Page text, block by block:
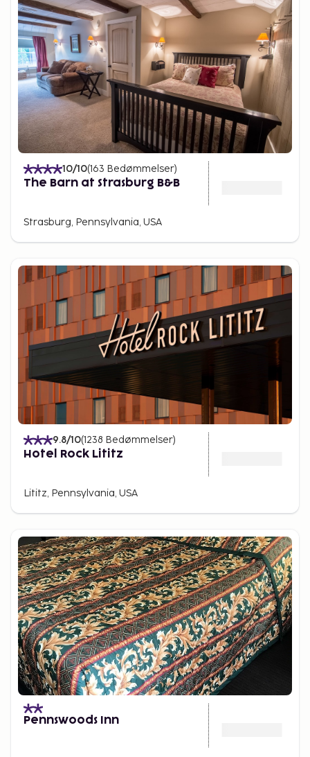
10/10(163 Bedømmelser)
The Barn at Strasburg B&B
Strasburg, Pennsylvania, USA
9.8/10(1238 Bedømmelser)
Hotel Rock Lititz
Lititz, Pennsylvania, USA
Pennswoods Inn